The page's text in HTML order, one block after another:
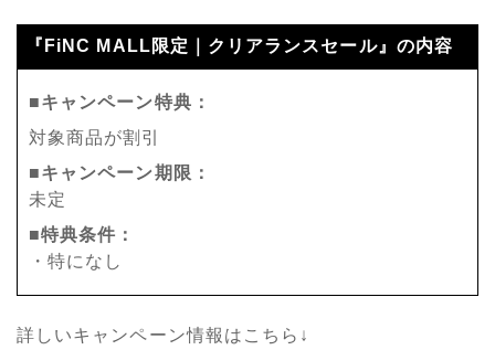
『FiNC MALL限定｜クリアランスセール』の内容
■キャンペーン特典：
対象商品が割引
■キャンペーン期限：
未定
■特典条件：
・特になし
詳しいキャンペーン情報はこちら↓